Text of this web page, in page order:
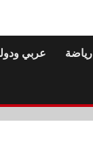
رياضة عربي